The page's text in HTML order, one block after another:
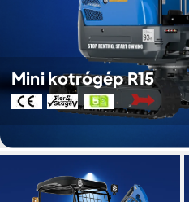
Mini kotrógép R15